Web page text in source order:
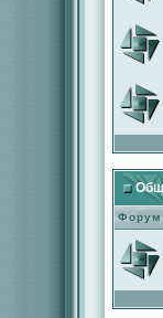
Форум